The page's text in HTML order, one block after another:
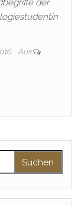
der
Aus